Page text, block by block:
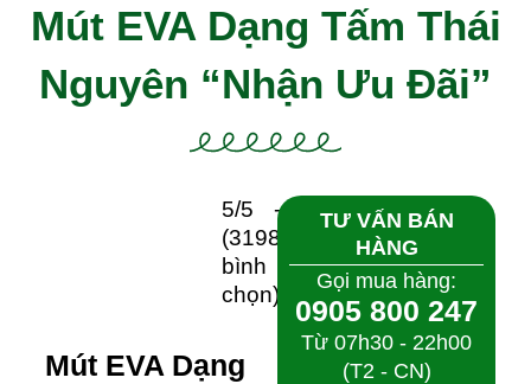
Mút EVA Dạng Tấm Thái
Nguyên “Nhận Ưu Đãi”
5/5 -
(3198
bình
chọn)
Mút EVA Dạng
TƯ VẤN BÁN
HÀNG
Gọi mua hàng:
0905 800 247
Từ 07h30 - 22h00
(T2 - CN)